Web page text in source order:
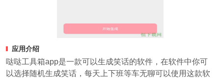
应用介绍
哒哒工具箱app是一款可以生成笑话的软件，在软件中你可
以选择随机生成笑话，每天上下班等车无聊可以使用这款软